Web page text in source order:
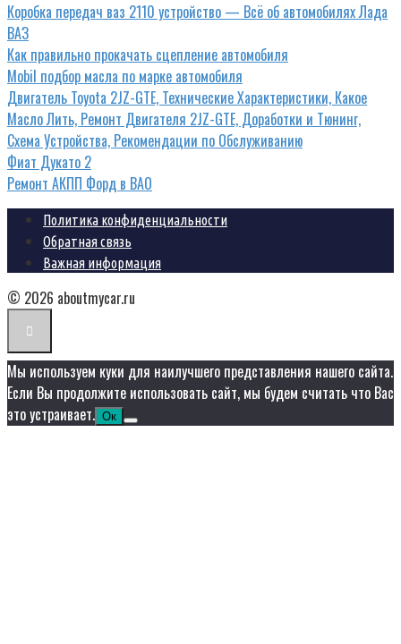
Коробка передач ваз 2110 устройство — Всё об автомобилях Лада
ВАЗ
Как правильно прокачать сцепление автомобиля
Mobil подбор масла по марке автомобиля
Двигатель Toyota 2JZ-GTE, Технические Характеристики, Какое
Масло Лить, Ремонт Двигателя 2JZ-GTE, Доработки и Тюнинг,
Схема Устройства, Рекомендации по Обслуживанию
Фиат Дукато 2
Ремонт АКПП Форд в ВАО
Политика конфиденциальности
Обратная связь
Важная информация
© 2026 aboutmycar.ru
Мы используем куки для наилучшего представления нашего сайта.
Если Вы продолжите использовать сайт, мы будем считать что Вас
это устраивает. Ок